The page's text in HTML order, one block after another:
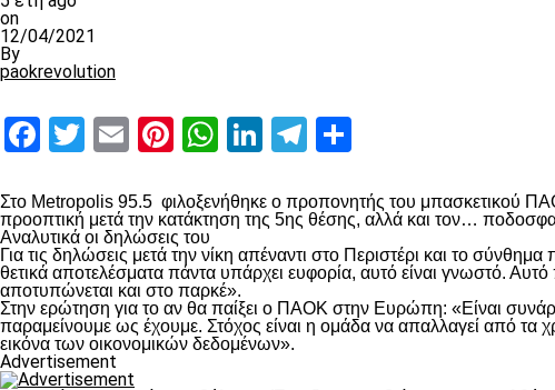
on
12/04/2021
By
paokrevolution
Facebook
Twitter
EmailPinterest
WhatsApp
LinkedIn
Telegram
Στο Metropolis 95.5 φιλοξενήθηκε ο προπονητής του μπασκετικού
προοπτική μετά την κατάκτηση της 5ης θέσης, αλλά και τον…
Αναλυτικά οι δηλώσεις του
Για τις δηλώσεις μετά την νίκη απέναντι στο Περιστέρι και το
θετικά αποτελέσματα πάντα υπάρχει ευφορία, αυτό είναι γνωστό.
αποτυπώνεται και στο παρκέ».
Στην ερώτηση για το αν θα παίξει ο ΠΑΟΚ στην Ευρώπη: «Είναι
παραμείνουμε ως έχουμε. Στόχος είναι η ομάδα να απαλλαγεί από
εικόνα των οικονομικών δεδομένων».
Advertisement